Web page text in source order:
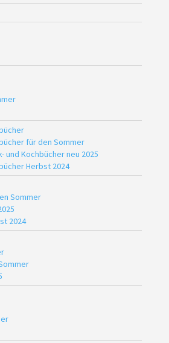
für den Sommer
und Kochbücher neu 2025
Herbst 2024
Sommer
2024